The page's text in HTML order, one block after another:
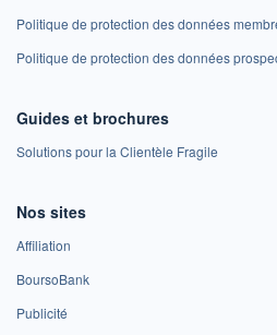
Politique de protection des données
Politique de protection des données
Guides et brochures
Solutions pour la Clientèle Fragile
Nos sites
Affiliation
BoursoBank
Publicité